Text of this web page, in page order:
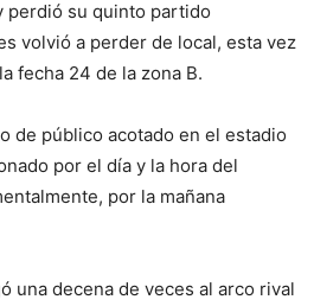
perdió su quinto partido
volvió a perder de local, esta vez
fecha 24 de la zona B.
de público acotado en el estadio
por el día y la hora del
por la mañana
una decena de veces al arco rival